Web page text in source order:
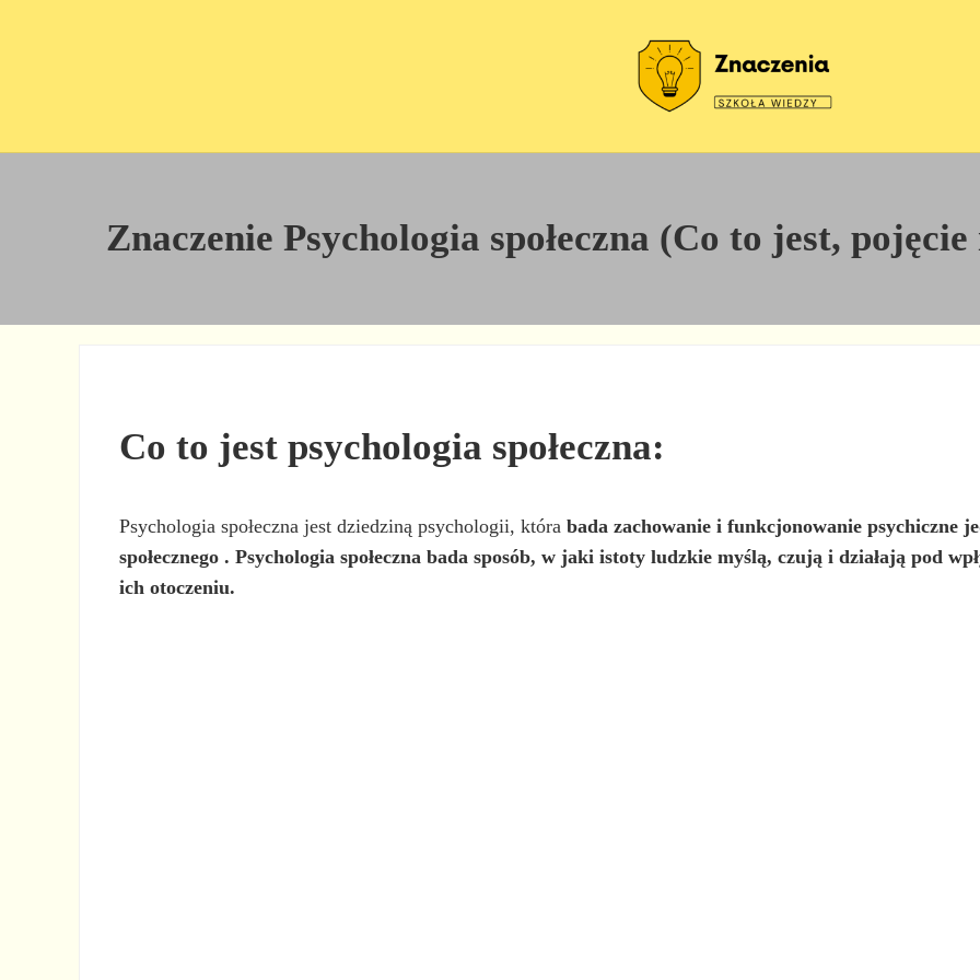
Znaczenie Psychologia społeczna (Co to jest,
Co to jest psychologia społeczna:
Psychologia społeczna jest dziedziną psychologii, którabada zachowanie i funkcjonowanie psychiczne
społecznego . Psychologia społeczna bada sposób, w jakiistoty ludzkie myślą, czują i działają pod
ich otoczeniu.